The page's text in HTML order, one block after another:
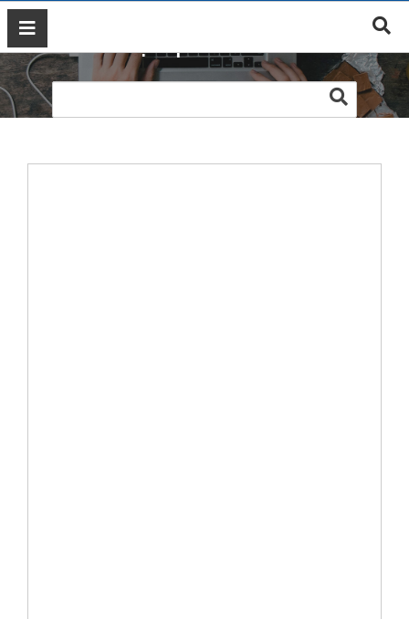
GIỚI
THIỆU
DỊCH
VỤ
Web dược phẩm Linh Nam